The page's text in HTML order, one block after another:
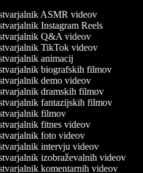
ASMR videov
Instagram Reels
Q&A videov
TikTok videov
animacij
biografskih filmov
demo videov
dramskih filmov
fantazijskih filmov
filmov
fitnes videov
foto videov
intervju videov
izobraževalnih videov
komentarnih videov